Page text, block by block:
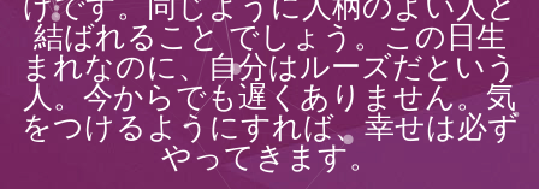
結ばれること でしょう。この日生
まれなのに、自分はルーズだという
人。今からでも遅くありません。気
をつけるようにすれば、幸せは必ず
やってきます。